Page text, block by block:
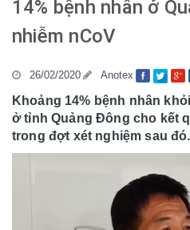
14% bệnh nhân ở
nhiễm nCoV
26/02/2020 Anotex
Khoảng 14% bệnh nhân
ở tỉnh Quảng Đông cho kết
trong đợt xét nghiệm sau đó.